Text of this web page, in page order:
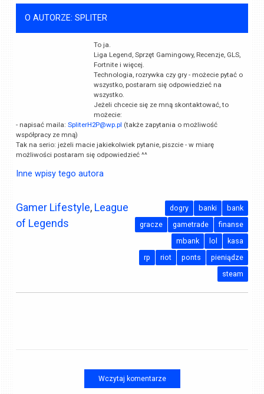
O AUTORZE: SPLITER
To ja.
Liga Legend, Sprzęt Gamingowy, Recenzje, GLS,
Fortnite i więcej.
Technologia, rozrywka czy gry - możecie pytać o
wszystko, postaram się odpowiedzieć na
wszystko.
Jeżeli chcecie się ze mną skontaktować, to
możecie:
- napisać maila:SpliterH2P@wp.pl (także zapytania o możliwość
współpracy ze mną)
Tak na serio: jeżeli macie jakiekolwiek pytanie, piszcie - w miarę
możliwości postaram się odpowiedzieć ^^
Inne wpisy tego autora
Gamer Lifestyle, League
of Legends
bank
banki
dogry
finanse
gametrade
gracze
kasa
lol
mbank
pieniądze
ponts
riot
rp
steam
Wczytaj komentarze